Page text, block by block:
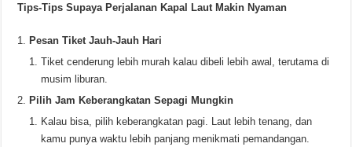
Tips-Tips Supaya Perjalanan Kapal Laut Makin Nyaman
Pesan Tiket Jauh-Jauh Hari
Tiket cenderung lebih murah kalau dibeli lebih awal, terutama di
musim liburan.
Pilih Jam Keberangkatan Sepagi Mungkin
Kalau bisa, pilih keberangkatan pagi. Laut lebih tenang, dan
kamu punya waktu lebih panjang menikmati pemandangan.